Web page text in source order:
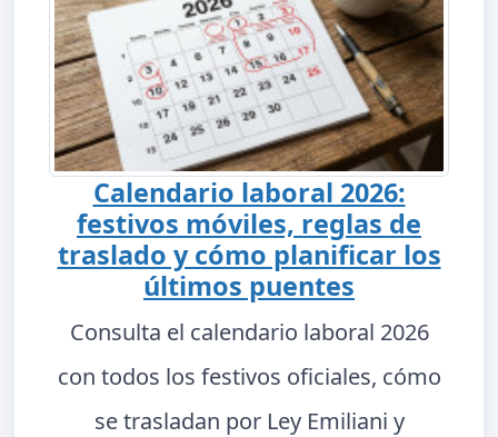
Calendario laboral 2026:
festivos móviles, reglas de
traslado y cómo planificar los
últimos puentes
Consulta el calendario laboral 2026
con todos los festivos oficiales, cómo
se trasladan por Ley Emiliani y